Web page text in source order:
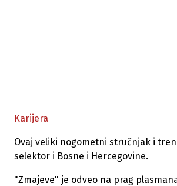
Karijera
Ovaj veliki nogometni stručnjak i
selektor i Bosne i Hercegovine.
"Zmajeve" je odveo na prag